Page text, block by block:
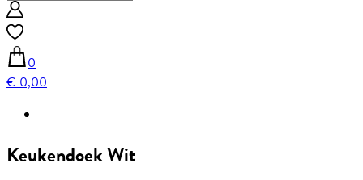
0
€ 0,00
Keukendoek Wit